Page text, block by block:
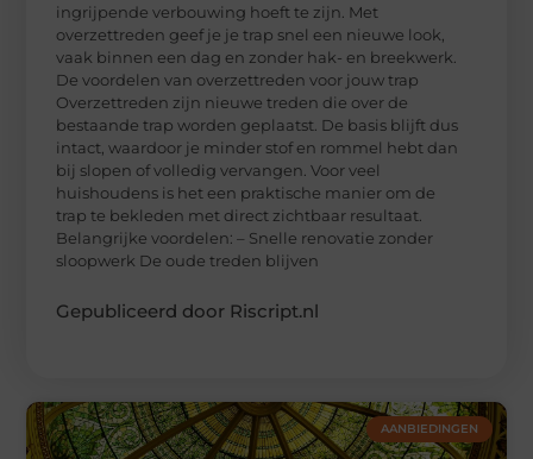
ingrijpende verbouwing hoeft te zijn. Met
overzettreden geef je je trap snel een nieuwe look,
vaak binnen een dag en zonder hak- en breekwerk.
De voordelen van overzettreden voor jouw trap
Overzettreden zijn nieuwe treden die over de
bestaande trap worden geplaatst. De basis blijft dus
intact, waardoor je minder stof en rommel hebt dan
bij slopen of volledig vervangen. Voor veel
huishoudens is het een praktische manier om de
trap te bekleden met direct zichtbaar resultaat.
Belangrijke voordelen: – Snelle renovatie zonder
sloopwerk De oude treden blijven
Gepubliceerd door Riscript.nl
AANBIEDINGEN